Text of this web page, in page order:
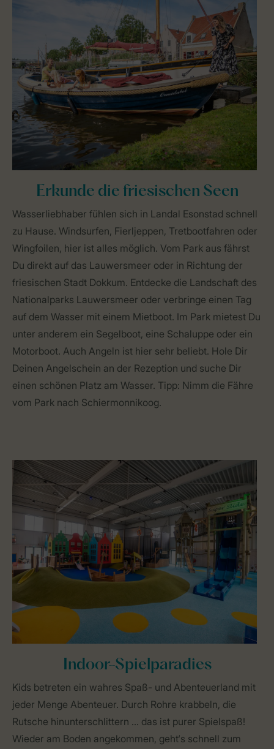
Erkunde die friesischen Seen
Wasserliebhaber fühlen sich in Landal Esonstad schnell
zu Hause. Windsurfen, Fierljeppen, Tretbootfahren oder
Wingfoilen, hier ist alles möglich. Vom Park aus fährst
Du direkt auf das Lauwersmeer oder in Richtung der
friesischen Stadt Dokkum. Entdecke die Landschaft des
Nationalparks Lauwersmeer oder verbringe einen Tag
auf dem Wasser mit einem Mietboot. Im Park mietest Du
unter anderem ein Segelboot, eine Schaluppe oder ein
Motorboot. Auch Angeln ist hier sehr beliebt. Hole Dir
Deinen Angelschein an der Rezeption und suche Dir
einen schönen Platz am Wasser. Tipp: Nimm die Fähre
vom Park nach Schiermonnikoog.
Indoor-Spielparadies
Kids betreten ein wahres Spaß- und Abenteuerland mit
jeder Menge Abenteuer. Durch Rohre krabbeln, die
Rutsche hinunterschlittern ... das ist purer Spielspaß!
Wieder am Boden angekommen, geht‘s schnell zum